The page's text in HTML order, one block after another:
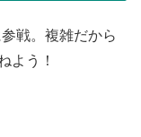
戦。複雑だから
よう！